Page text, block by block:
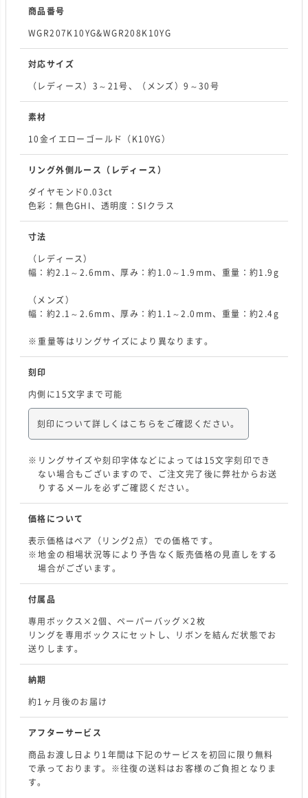
商品番号
WGR207K10YG&WGR208K10YG
対応サイズ
（レディース）3～21号、（メンズ）9～30号
素材
10金イエローゴールド（K10YG）
リング外側ルース （レディース）
ダイヤモンド0.03ct
色彩：無色GHI、透明度：SIクラス
寸法
（レディース）
幅：約2.1～2.6mm、厚み：約1.0～1.9mm、重量：約1.9g
（メンズ）
幅：約2.1～2.6mm、厚み：約1.1～2.0mm、重量：約2.4g
重量等はリングサイズにより異なります。
刻印
内側に15文字まで可能
刻印について詳しくはこちらをご確認ください。
リングサイズや刻印字体などによっては15文字刻印でき
ない場合もございますので、ご注文完了後に弊社からお送
りするメールを必ずご確認ください。
価格について
表示価格はペア（リング2点）での価格です。
地金の相場状況等により予告なく販売価格の見直しをする
場合がございます。
付属品
専用ボックス×2個、ペーパーバッグ×2枚
リングを専用ボックスにセットし、リボンを結んだ状態でお
送りします。
納期
約1ヶ月後のお届け
アフターサービス
商品お渡し日より1年間は下記のサービスを初回に限り無料
で承っております。※往復の送料はお客様のご負担となりま
す。